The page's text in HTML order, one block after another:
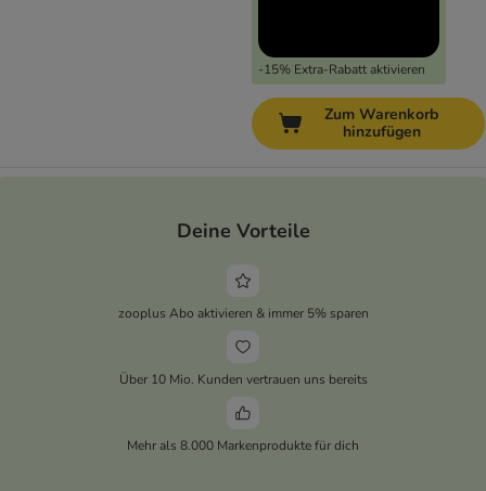
-15% Extra-Rabatt aktivieren
Zum Warenkorb
hinzufügen
Deine Vorteile
zooplus Abo aktivieren & immer 5% sparen
Über 10 Mio. Kunden vertrauen uns bereits
Mehr als 8.000 Markenprodukte für dich